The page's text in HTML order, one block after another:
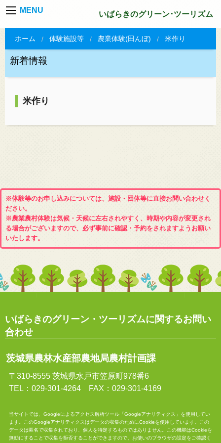
MENU いばらきのグリーン･ツーリズム
ホーム 体験施設等 農業体験(田んぼ) 米作り
新着情報
米作り
※体験等のお申し込みについては、施設・団体等に直接お問い合わせく
ださい。
※農業農村体験は気候・天候に左右されやすく、時期や内容が変更され
る場合がございますので、必ず事前に確認・予約をされますようお願い
いたします。
いばらきのグリーン・ツーリズムに関するお問い
合わせ
茨城県農林水産部農地局農村計画課
〒310-8555 茨城県水戸市笠原町978番6
TEL：029-301-4264 FAX：029-301-4169
当サイトでは、Googleによるアクセス解析ツール「Googleアナリティクス」を使用してい
ます。このGoogleアナリティクスはデータの収集のためにCookieを使用しています。この
データは匿名で収集されており、個人を特定するものではありません。この機能はCookieを
無効にすることで収集を拒否することができますので、お使いのブラウザの設定をご確認く